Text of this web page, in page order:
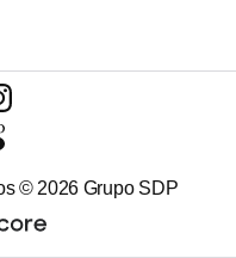
©2026 Grupo SDP